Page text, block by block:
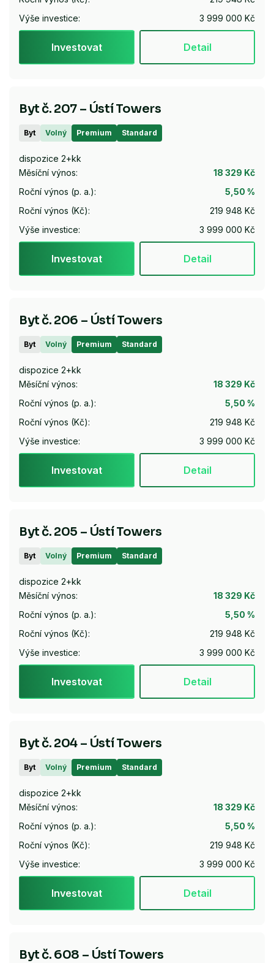
Výše investice:
3 999 000 Kč
Investovat Detail
Byt č. 207 – Ústí Towers
Byt Volný Premium Standard
dispozice 2+kk
Měsíční výnos:
18 329 Kč
Roční výnos (p. a.):
5,50 %
Roční výnos (Kč):
219 948 Kč
Výše investice:
3 999 000 Kč
Investovat Detail
Byt č. 206 – Ústí Towers
Byt Volný Premium Standard
dispozice 2+kk
Měsíční výnos:
18 329 Kč
Roční výnos (p. a.):
5,50 %
Roční výnos (Kč):
219 948 Kč
Výše investice:
3 999 000 Kč
Investovat Detail
Byt č. 205 – Ústí Towers
Byt Volný Premium Standard
dispozice 2+kk
Měsíční výnos:
18 329 Kč
Roční výnos (p. a.):
5,50 %
Roční výnos (Kč):
219 948 Kč
Výše investice:
3 999 000 Kč
Investovat Detail
Byt č. 204 – Ústí Towers
Byt Volný Premium Standard
dispozice 2+kk
Měsíční výnos:
18 329 Kč
Roční výnos (p. a.):
5,50 %
Roční výnos (Kč):
219 948 Kč
Výše investice:
3 999 000 Kč
Investovat Detail
Byt č. 608 – Ústí Towers